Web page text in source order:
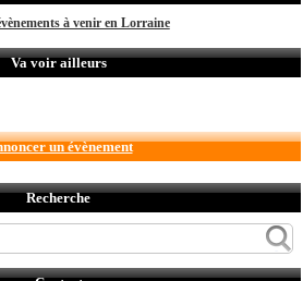
à venir en Lorraine
Va voir ailleurs
un évènement
Recherche